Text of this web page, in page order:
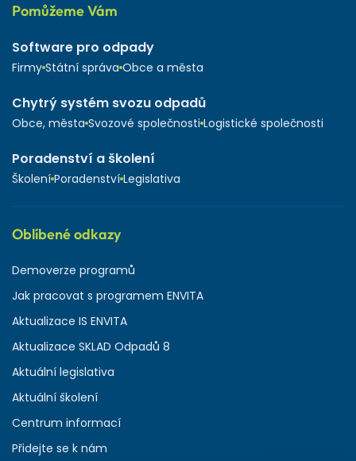
Pomůžeme Vám
Software pro odpady
Firmy Státní správa Obce a města
Chytrý systém svozu odpadů
Obce, města Svozové společnosti Logistické společnosti
Poradenství a školení
Školení Poradenství Legislativa
Oblíbené odkazy
Demoverze programů
Jak pracovat s programem ENVITA
Aktualizace IS ENVITA
Aktualizace SKLAD Odpadů 8
Aktuální legislativa
Aktuální školení
Centrum informací
Přidejte se k nám